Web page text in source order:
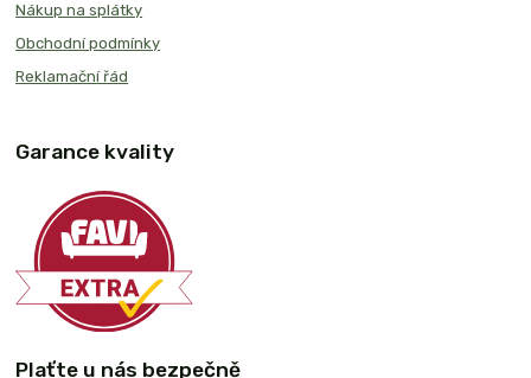
Nákup na splátky
Obchodní podmínky
Reklamační řád
Garance kvality
Plaťte u nás bezpečně